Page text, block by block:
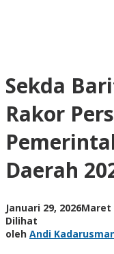
Sekda
Rakor
Daerah
Januari 29, 2026Maret
Dilihat
oleh Andi